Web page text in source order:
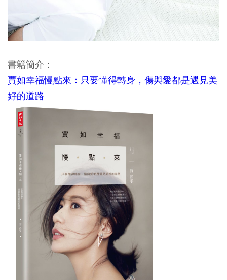
書籍簡介：
賈如幸福慢點來：只要懂得轉身，傷與愛都是遇見美
好的道路